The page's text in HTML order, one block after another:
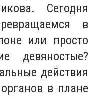
Сегодня
в
или просто
девяностые?
действия
в плане